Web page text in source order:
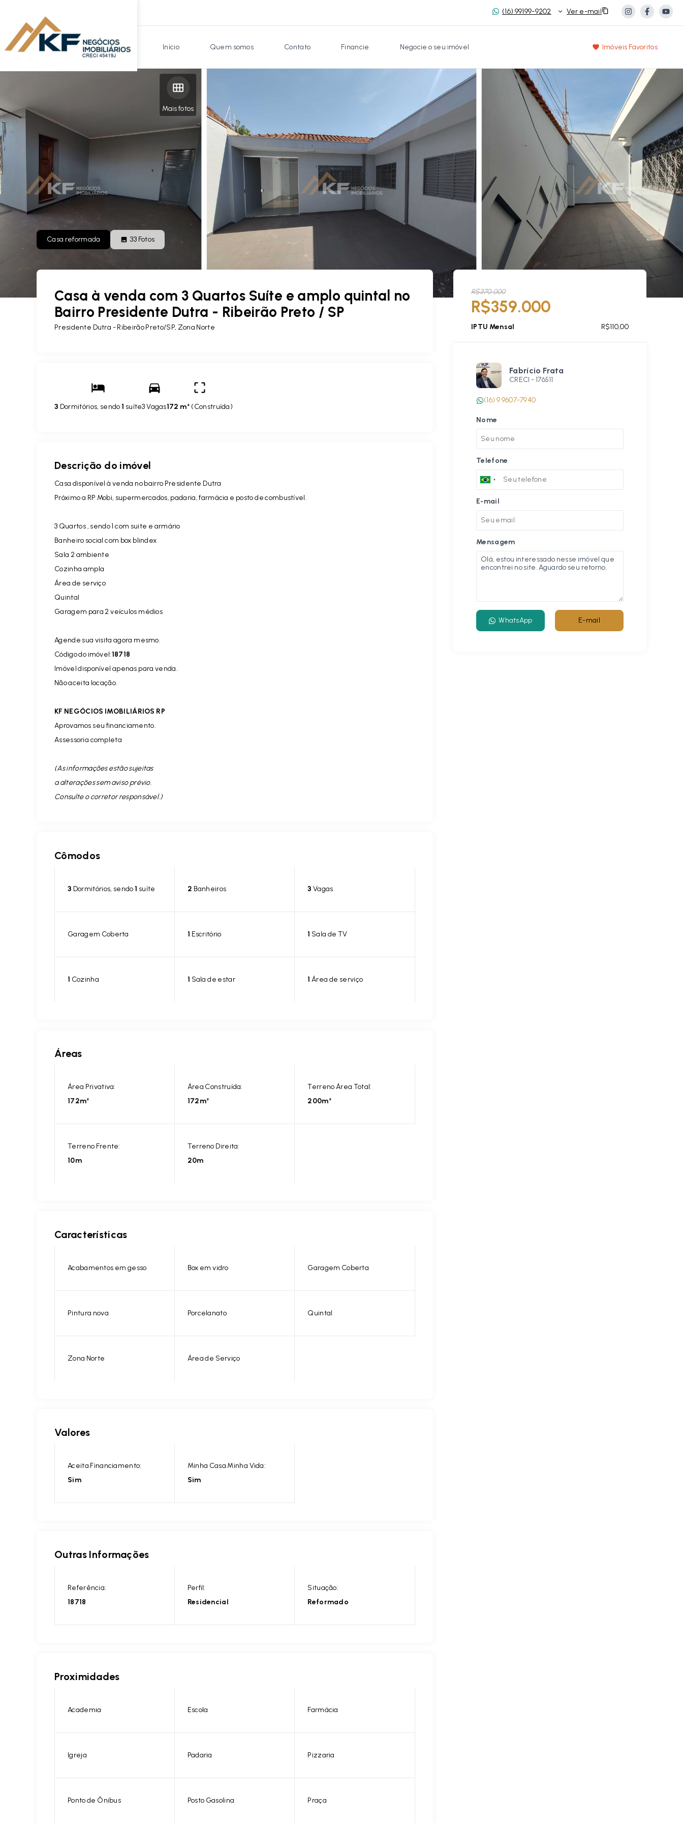
(16) 99199-9202 Ver e-mail
Início Quem somos Contato Financie Negocie o seu imóvel Imóveis Favoritos
Mais fotos
Casa reformada 33 Fotos
Casa à venda com 3 Quartos Suíte e amplo quintal no
Bairro Presidente Dutra - Ribeirão Preto / SP
Presidente Dutra - Ribeirão Preto/SP, Zona Norte
3 Dormitórios, sendo1 suíte3 Vagas172 m² (Construída)
Descrição do imóvel
Casa disponível à venda no bairro Presidente Dutra
Próximo a RP Mobi, supermercados, padaria, farmácia e posto de combustível.
3 Quartos , sendo 1 com suite e armário
Banheiro social com box blindex
Sala 2 ambiente
Cozinha ampla
Área de serviço
Quintal
Garagem para 2 veículos médios
Agende sua visita agora mesmo.
Código do imóvel:18718
Imóvel disponível apenas para venda.
Não aceita locação.
KF NEGÓCIOS IMOBILIÁRIOS RP
Aprovamos seu financiamento.
Assessoria completa
(As informações estão sujeitas
a alterações sem aviso prévio.
Consulte o corretor responsável. )
Cômodos
3 Dormitórios, sendo1 suíte 2 Banheiros 3 Vagas
Garagem Coberta 1 Escritório 1 Sala de TV
1 Cozinha 1 Sala de estar 1 Área de serviço
Áreas
Área Privativa:
172m²
Área Construída:
172m²
Terreno Área Total:
200m²
Terreno Frente:
10m
Terreno Direita:
20m
Características
Acabamentos em gesso Box em vidro Garagem Coberta
Pintura nova Porcelanato Quintal
Zona Norte Área de Serviço
Valores
Aceita Financiamento:
Sim
Minha Casa Minha Vida:
Sim
Outras Informações
Referência:
18718
Perfil:
Residencial
Situação:
Reformado
Proximidades
Academia Escola Farmácia
Igreja Padaria Pizzaria
Ponto de Ônibus Posto Gasolina Praça
R$370.000
R$359.000
IPTU Mensal R$110,00
Fabrício Frata
CRECI - 176511
(16) 9 9607-7940
Nome
Telefone
E-mail
Mensagem
WhatsApp E-mail